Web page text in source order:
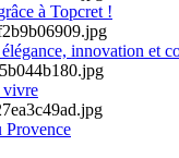
à Topcret !
innovation et
vivre
Provence